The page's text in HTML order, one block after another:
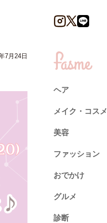
7月24日
ヘア
メイク・コスメ
美容
ファッション
トレンド
ネイル
おでかけ
グルメ
診断